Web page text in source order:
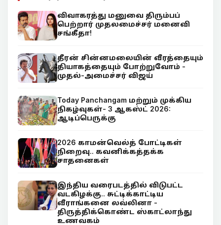
விவாகரத்து மனுவை திரும்பப்
பெற்றார் முதலமைச்சர் மனைவி
சங்கீதா!
தீரன் சின்னமலையின் வீரத்தையும்
தியாகத்தையும் போற்றுவோம் -
முதல்-அமைச்சர் விஜய்
Today Panchangam மற்றும் முக்கிய
நிகழ்வுகள்- 3 ஆகஸ்ட் 2026:
ஆடிப்பெருக்கு
2026 காமன்வெல்த் போட்டிகள்
நிறைவு.. கவனிக்கத்தக்க
சாதனைகள்
இந்திய வரைபடத்தில் விடுபட்ட
வடகிழக்கு.. சுட்டிக்காட்டிய
வீராங்கனை லவ்லினா -
திருத்திக்கொண்ட ஸ்காட்லாந்து
உணவகம்